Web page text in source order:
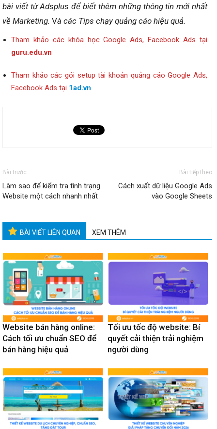
bài viết từ Adsplus để biết thêm những thông tin mới nhất
về Marketing. Và các Tips chạy quảng cáo hiệu quả.
Tham khảo các khóa học Google Ads, Facebook Ads tại
guru.edu.vn
Tham khảo các gói setup tài khoản quảng cáo Google Ads,
Facebook Ads tại 1ad.vn
Bài trước
Làm sao để kiểm tra tình trạng
Website một cách nhanh nhất
Bài tiếp theo
Cách xuất dữ liệu Google Ads
vào Google Sheets
BÀI VIẾT LIÊN QUAN XEM THÊM
Website bán hàng online:
Cách tối ưu chuẩn SEO để
bán hàng hiệu quả
Tối ưu tốc độ website: Bí
quyết cải thiện trải nghiệm
người dùng